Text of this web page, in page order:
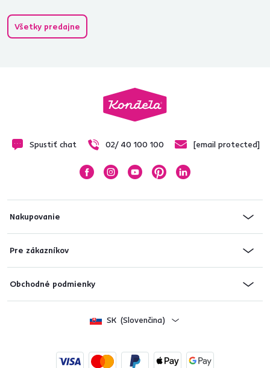
Všetky predajne
Spustiť chat 02/ 40 100 100 [email protected]
Nakupovanie
Pre zákazníkov
Obchodné podmienky
SK (Slovenčina)